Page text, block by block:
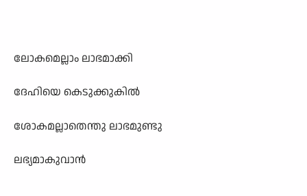
ലോകമെല്ലാം ലാഭമാക്കി
ദേഹിയെ കെടുക്കുകിൽ
ശോകമല്ലാതെന്തു ലാഭമുണ്ടു
ലഭ്യമാകുവാൻ